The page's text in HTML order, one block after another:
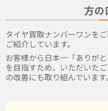
方の
タイヤ買取ナンバーワンを
ご紹介しています。
お客様から日本一「ありが
を目指すため、いただいた
の改善にも取り組んでいます。